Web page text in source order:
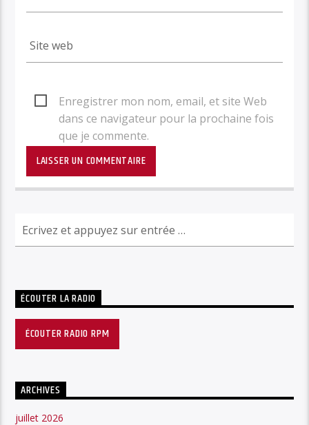
Enregistrer mon nom, email, et site Web
dans ce navigateur pour la prochaine fois
que je commente.
ÉCOUTER LA RADIO
ÉCOUTER RADIO RPM
ARCHIVES
juillet 2026